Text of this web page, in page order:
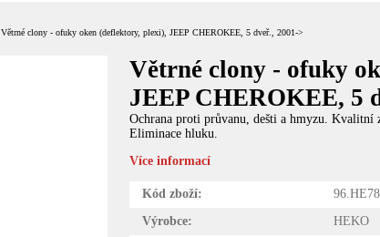
Větrné clony - ofuky oken (deflektory, plexi), JEEP CHEROKEE, 5 dveř., 2001->
Větrné clony - ofuky
JEEP CHEROKEE, 5
Ochrana proti průvanu, dešti a hmyzu. Kvalitní
Eliminace hluku.
Více informací
Kód zboží:
Výrobce:
HEKO